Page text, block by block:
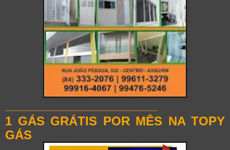
1 GÁS GRÁTIS POR MÊS NA TOPY
GÁS